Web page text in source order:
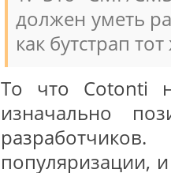
должен уметь
как бутстрап
То что Cotonti
изначально
популяризации,